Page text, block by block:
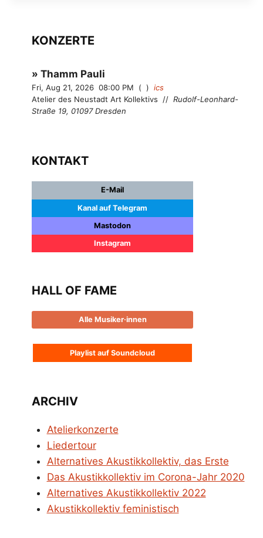
KONZERTE
Thamm Pauli
Fri, Aug 21, 2026 08:00 PM
ics
Atelier des Neustadt Art Kollektivs // Rudolf-Leonhard-
Straße 19, 01097 Dresden
KONTAKT
E-Mail
Kanal auf Telegram
Mastodon
Instagram
HALL OF FAME
Alle Musiker·innen
Playlist auf Soundcloud
ARCHIV
Atelierkonzerte
Liedertour
Alternatives Akustikkollektiv, das Erste
Das Akustikkollektiv im Corona-Jahr 2020
Alternatives Akustikkollektiv 2022
Akustikkollektiv feministisch